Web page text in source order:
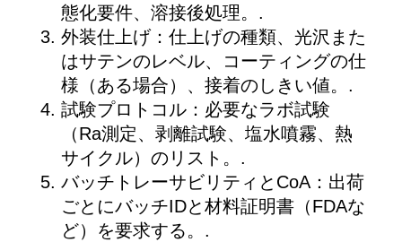
態化要件、溶接後処理。.
外装仕上げ：仕上げの種類、光沢また
はサテンのレベル、コーティングの仕
様（ある場合）、接着のしきい値。.
試験プロトコル：必要なラボ試験
（Ra測定、剥離試験、塩水噴霧、熱
サイクル）のリスト。.
バッチトレーサビリティとCoA：出荷
ごとにバッチIDと材料証明書（FDAな
ど）を要求する。.